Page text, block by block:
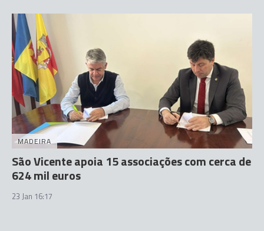
MADEIRA
São Vicente apoia 15 associações com cerca de
624 mil euros
23 Jan 16:17